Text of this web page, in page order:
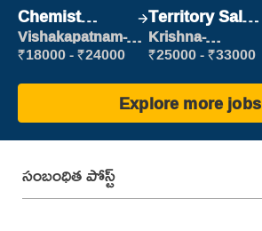
Chemist
Production
Executive
Vishakapatnam-
new
₹18000 - ₹24000
Territory Sales
Manager
Krishna-
vijayawada
₹25000 - ₹33000
Explore more jobs
సంబంధిత పోస్ట్